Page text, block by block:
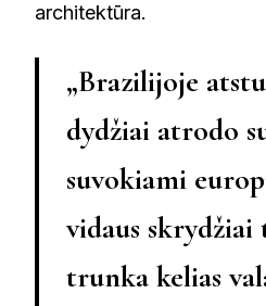
architektūra.
„Brazilijoje
dydžiai atrodo
suvokiami
vidaus skrydžiai
trunka kelias